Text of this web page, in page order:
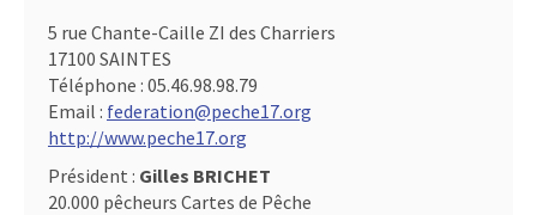
5 rue Chante-Caille ZI des Charriers
17100 SAINTES
Téléphone : 05.46.98.98.79
Email : federation@peche17.org
http://www.peche17.org
Président : Gilles BRICHET
20.000 pêcheurs Cartes de Pêche